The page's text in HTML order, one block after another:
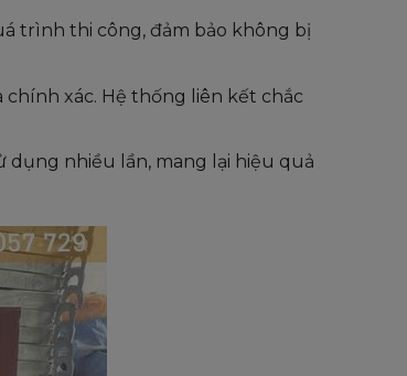
trình thi công, đảm bảo không bị
xác. Hệ thống liên kết chắc
dụng nhiều lần, mang lại hiệu quả